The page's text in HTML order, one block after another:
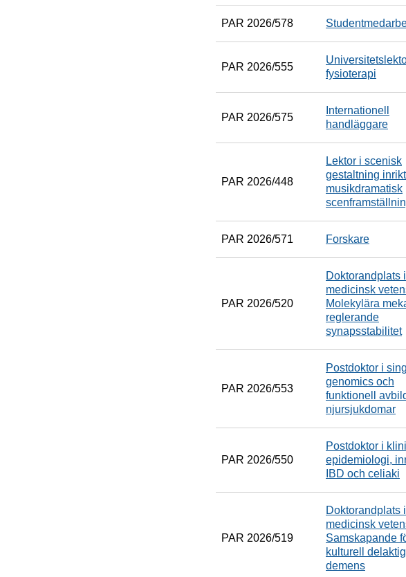
PAR 2026/578
PAR 2026/555
fysioterapi
PAR 2026/575
Internationell
handläggare
PAR 2026/448
Lektor i scenisk
gestaltning
musikdramatisk
PAR 2026/571 Forskare
PAR 2026/520
Doktorandplats i
medicinsk
Molekylära
reglerande
synapsstabilitet
PAR 2026/553
Postdoktor i
genomics och
funktionell
njursjukdomar
PAR 2026/550
Postdoktor i
epidemiologi,
IBD och celiaki
PAR 2026/519
Doktorandplats i
medicinsk
Samskapande
kulturell
demens